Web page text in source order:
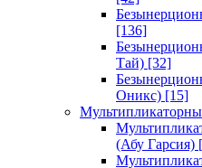
[136]
Тай) [32]
Оникс) [15]
(Абу Гарсия)